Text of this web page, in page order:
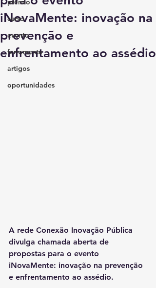
prêmio
curso
evento
ferramenta
artigos
oportunidades
iNovaMente: inovação na
prevenção e
enfrentamento ao assédio
A rede Conexão Inovação Pública
divulga chamada aberta de
propostas para o evento
iNovaMente: inovação na prevenção
e enfrentamento ao assédio.